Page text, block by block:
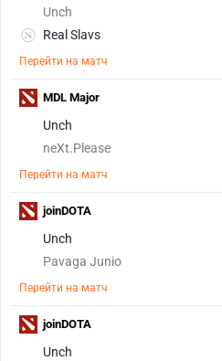
Unch
Real Slavs
Перейти на матч
Unch
neXt.Please
Перейти на матч
MDL Major
Unch
Pavaga Junio
Перейти на матч
joinDOTA
Unch
joinDOTA